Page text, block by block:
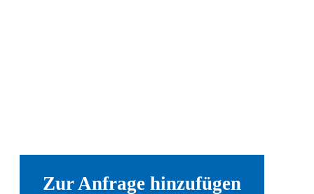
Zur Anfrage hinzufügen